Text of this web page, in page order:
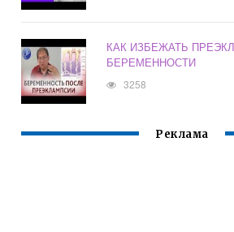
КАК ИЗБЕЖАТЬ
БЕРЕМЕННОСТИ
3258
Реклама